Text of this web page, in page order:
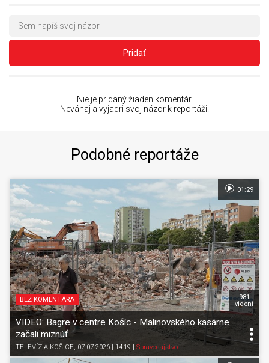
Pridať
Nie je pridaný žiaden komentár.
Neváhaj a vyjadri svoj názor k reportáži.
Podobné reportáže
BEZ KOMENTÁRA
VIDEO: Bagre v centre Košíc - Malinovského kasárne
začali miznúť
TELEVÍZIA KOŠICE, 07.07.2026 | 14:19 Spravodajstvo
981
videní
01:29